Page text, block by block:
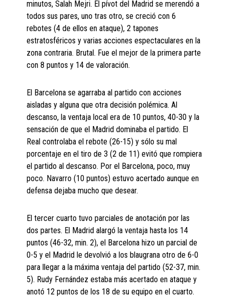
minutos, Salah Mejri. El pívot del Madrid se merendó a
todos sus pares, uno tras otro, se creció con 6
rebotes (4 de ellos en ataque), 2 tapones
estratosféricos y varias acciones espectaculares en la
zona contraria. Brutal. Fue el mejor de la primera parte
con 8 puntos y 14 de valoración.
El Barcelona se agarraba al partido con acciones
aisladas y alguna que otra decisión polémica. Al
descanso, la ventaja local era de 10 puntos, 40-30 y la
sensación de que el Madrid dominaba el partido. El
Real controlaba el rebote (26-15) y sólo su mal
porcentaje en el tiro de 3 (2 de 11) evitó que rompiera
el partido al descanso. Por el Barcelona, poco, muy
poco. Navarro (10 puntos) estuvo acertado aunque en
defensa dejaba mucho que desear.
El tercer cuarto tuvo parciales de anotación por las
dos partes. El Madrid alargó la ventaja hasta los 14
puntos (46-32, min. 2), el Barcelona hizo un parcial de
0-5 y el Madrid le devolvió a los blaugrana otro de 6-0
para llegar a la máxima ventaja del partido (52-37, min.
5). Rudy Fernández estaba más acertado en ataque y
anotó 12 puntos de los 18 de su equipo en el cuarto.